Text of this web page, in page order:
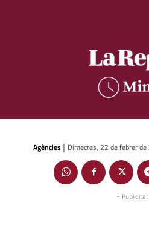
Agències | Dimecres, 22 de febrer
-